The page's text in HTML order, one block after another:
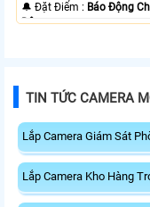
️🔔 Đặt Điểm : Báo Động
Động.
TIN TỨC CAMERA
Lắp Camera Giám Sát
Lắp Camera Kho Hàng